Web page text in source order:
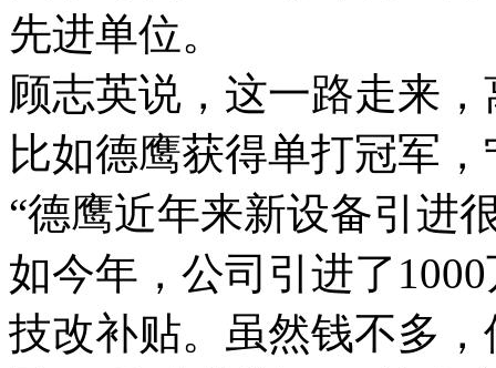
先进单位。
顾志英说，这一路走来
比如德鹰获得单打冠军
“德鹰近年来新设备引进
如今年，公司引进了
技改补贴。虽然钱不多